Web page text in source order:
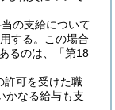
の支給について
する。
この場合
るのは、「第18
許可を受けた職
かなる給与も支